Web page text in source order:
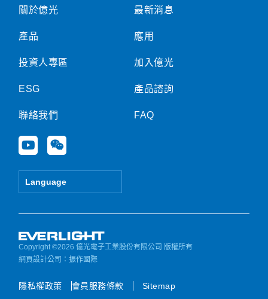
關於億光
產品
投資人專區
ESG
聯絡我們
Y
o
u
e
W
e
i
Language
最新消息
應用
加入億光
產品諮詢
FAQ
Copyright ©2026 億光電子工業股份有限公司 版權所有
網頁設計公司 ：振作國際
隱私權政策 會員服務條款 Sitemap